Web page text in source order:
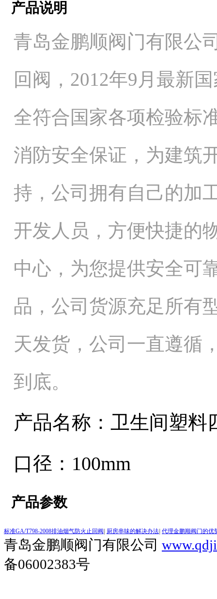
产品说明
青岛金鹏顺阀门有限公
回阀，2012年9月最新
全符合国家各项检验标
消防安全保证，为建筑
持，公司拥有自己的加
开发人员，方便快捷的
中心，为您提供安全可
品，公司货源充足所有
天发货，公司一直遵循
到底。
产品名称：卫生间塑料
口径：100mm
产品参数
标准GA/T798-2008排油烟气防火止回阀 厨房串味的解决办法 代理金鹏顺阀门的优
青岛金鹏顺阀门有限公司
备06002383号